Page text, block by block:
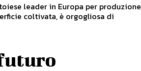
leader in Europa per produzione
coltivata, è orgogliosa di